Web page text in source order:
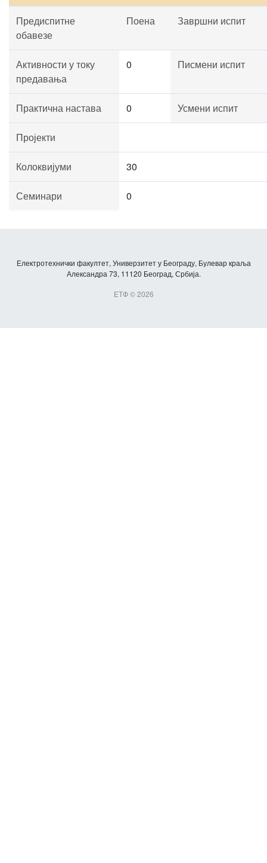
Предиспитне
обавезе
Поена Завршни испит
Активности у току
предавања
0 Писмени испит
Практична настава 0 Усмени испит
Пројекти
Колоквијуми 30
Семинари 0
Електротехнички факултет, Универзитет у Београду, Булевар краља
Александра 73, 11120 Београд, Србија.
ЕТФ © 2026